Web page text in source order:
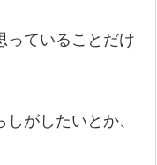
っていることだけ
がしたいとか、